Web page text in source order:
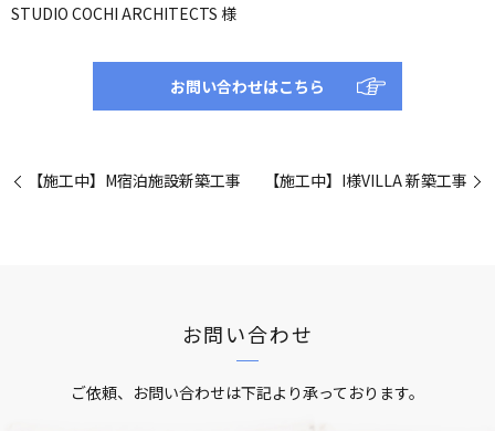
STUDIO COCHI ARCHITECTS 様
お問い合わせはこちら
【施工中】M宿泊施設新築工事 【施工中】I様VILLA 新築工事
お問い合わせ
ご依頼、お問い合わせは下記より承っております。